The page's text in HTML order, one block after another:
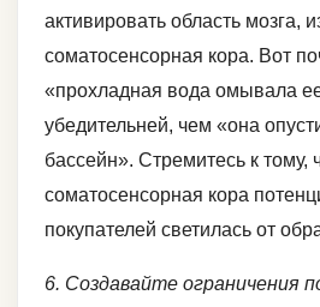
активировать область мозга,
соматосенсорная кора. Вот
«прохладная вода омывала
убедительней, чем «она
бассейн». Стремитесь к тому,
соматосенсорная кора
покупателей светилась от
6. Создавайте ограничения